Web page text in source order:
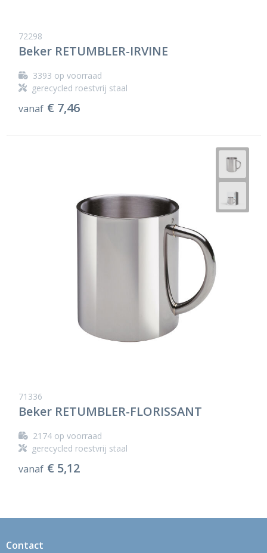
72298
Beker RETUMBLER-IRVINE
3393 op voorraad
gerecycled roestvrij staal
vanaf € 7,46
71336
Beker RETUMBLER-FLORISSANT
2174op voorraad
gerecycled roestvrij staal
vanaf € 5,12
Contact